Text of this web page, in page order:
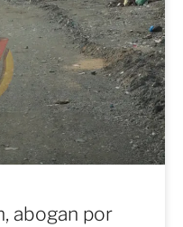
abogan por